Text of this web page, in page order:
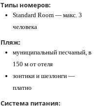
Типы номеров:
Standard Room — макс. 3
человека
Пляж:
муниципальный песчаный, в
150 м от отеля
зонтики и шезлонги —
платно
Система питания: